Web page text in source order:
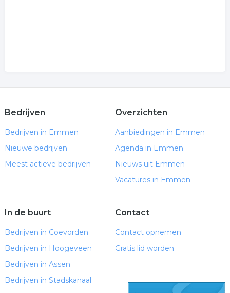
Bedrijven
Bedrijven in Emmen
Nieuwe bedrijven
Meest actieve bedrijven
Overzichten
Aanbiedingen in Emmen
Agenda in Emmen
Nieuws uit Emmen
Vacatures in Emmen
In de buurt
Bedrijven in Coevorden
Bedrijven in Hoogeveen
Bedrijven in Assen
Bedrijven in Stadskanaal
Contact
Contact opnemen
Gratis lid worden